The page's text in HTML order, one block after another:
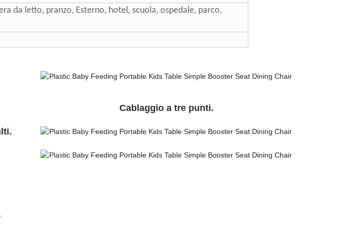
da letto, pranzo, Esterno, hotel, scuola, ospedale, parco,
Cablaggio a tre punti.